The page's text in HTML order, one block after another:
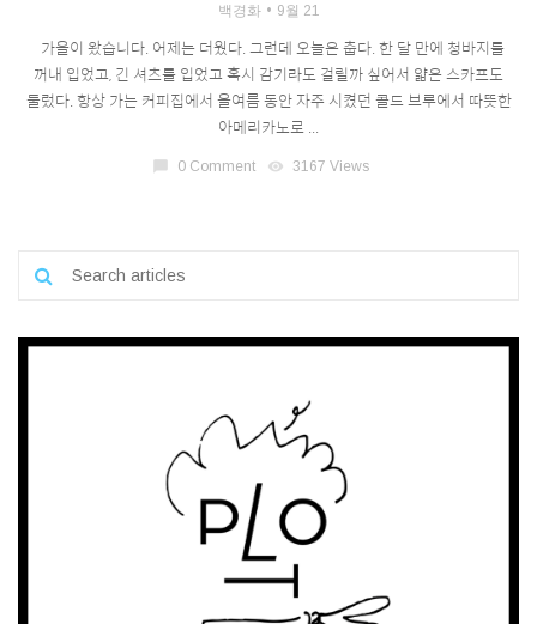
백경화 9월 21
가을이 왔습니다. 어제는 더웠다. 그런데 오늘은 춥다. 한 달 만에 청바지를
꺼내 입었고, 긴 셔츠를 입었고 혹시 감기라도 걸릴까 싶어서 얇은 스카프도
둘렀다. 항상 가는 커피집에서 올여름 동안 자주 시켰던 콜드 브루에서 따뜻한
아메리카노로 ...
0 Comment visibility 3167 Views